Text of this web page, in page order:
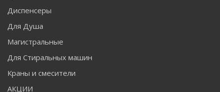
Диспенсеры
Для Душа
Магистральные
Для Стиральных машин
Краны и смесители
АКЦИИ